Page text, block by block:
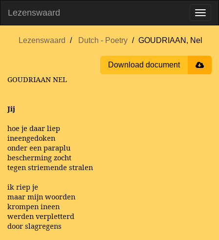
Lezenswaard
Lezenswaard Dutch - Poetry GOUDRIAAN, Nel
Download document
GOUDRIAAN NEL
Jij
hoe je daar liep
ineengedoken
onder een paraplu
bescherming zocht
tegen striemende stralen
ik riep je
maar mijn woorden
krompen ineen
werden verpletterd
door slagregens